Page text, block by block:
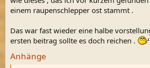
einem raupenschlepper ost stammt .
Das war fast wieder eine halbe
ersten beitrag sollte es doch reichen .
Anhänge